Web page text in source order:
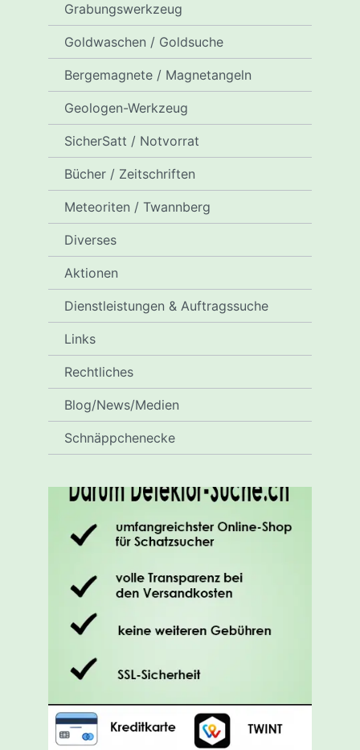
Grabungswerkzeug
Goldwaschen / Goldsuche
Bergemagnete / Magnetangeln
Geologen-Werkzeug
SicherSatt / Notvorrat
Bücher / Zeitschriften
Meteoriten / Twannberg
Diverses
Aktionen
Dienstleistungen & Auftragssuche
Links
Rechtliches
Blog/News/Medien
Schnäppchenecke